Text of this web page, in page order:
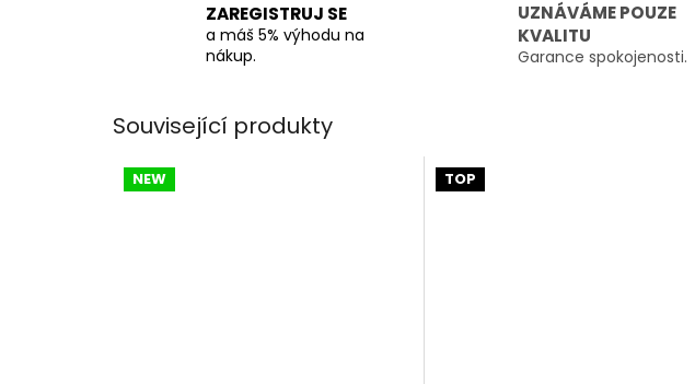
ZAREGISTRUJ SE
a máš 5% výhodu na
nákup.
UZNÁVÁME POUZE
KVALITU
Garance spokojenosti.
Související produkty
NEW TOP